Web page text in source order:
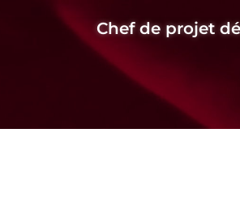
Chef de projet